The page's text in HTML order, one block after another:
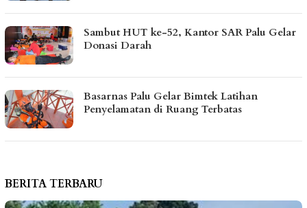
Sambut HUT ke-52, Kantor SAR Palu Gelar
Donasi Darah
Basarnas Palu Gelar Bimtek Latihan
Penyelamatan di Ruang Terbatas
BERITA TERBARU